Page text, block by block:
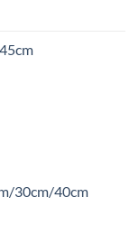
30cm/40cm